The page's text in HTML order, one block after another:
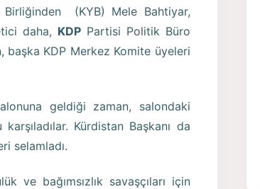
(KYB) Mele Bahtiyar,
daha, KDPPartisi Politik Büro
başka KDP Merkez Komite üyeleri
geldiği zaman, salondaki
Kürdistan Başkanı da
selamladı.
ve bağımsızlık savaşçıları için